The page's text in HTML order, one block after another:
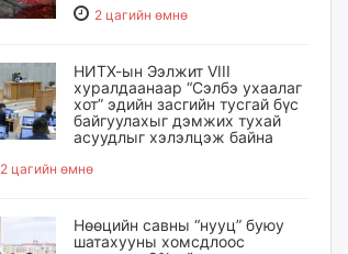
2 цагийн өмнө
НИТХ-ын Ээлжит VIII
хуралдаанаар “Сэлбэ ухаалаг
хот” эдийн засгийн тусгай бүс
байгуулахыг дэмжих тухай
асуудлыг хэлэлцэж байна
2 цагийн өмнө
Нөөцийн савны “нууц” буюу
шатахууны хомсдлоос